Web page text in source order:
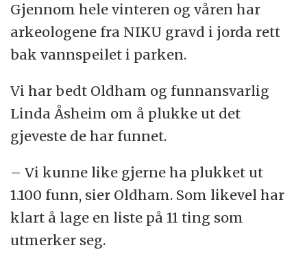
Gjennom hele vinteren og våren har
arkeologene fra NIKU gravd i jorda rett
bak vannspeilet i parken.
Vi har bedt Oldham og funnansvarlig
Linda Åsheim om å plukke ut det
gjeveste de har funnet.
– Vi kunne like gjerne ha plukket ut
1.100 funn, sier Oldham. Som likevel har
klart å lage en liste på 11 ting som
utmerker seg.